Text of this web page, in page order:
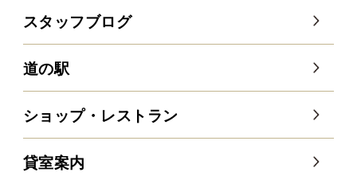
スタッフブログ
道の駅
ショップ・レストラン
貸室案内